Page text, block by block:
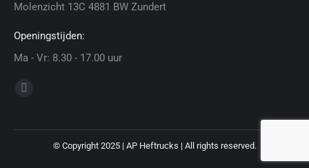
Molenzicht 13C 4881 BW Zundert
Openingstijden:
Ma - Vr: 8.30 - 17.00 uur
Vind ons op:
opens
© Copyright 2025 | AP Heftrucks | All rights reserved.